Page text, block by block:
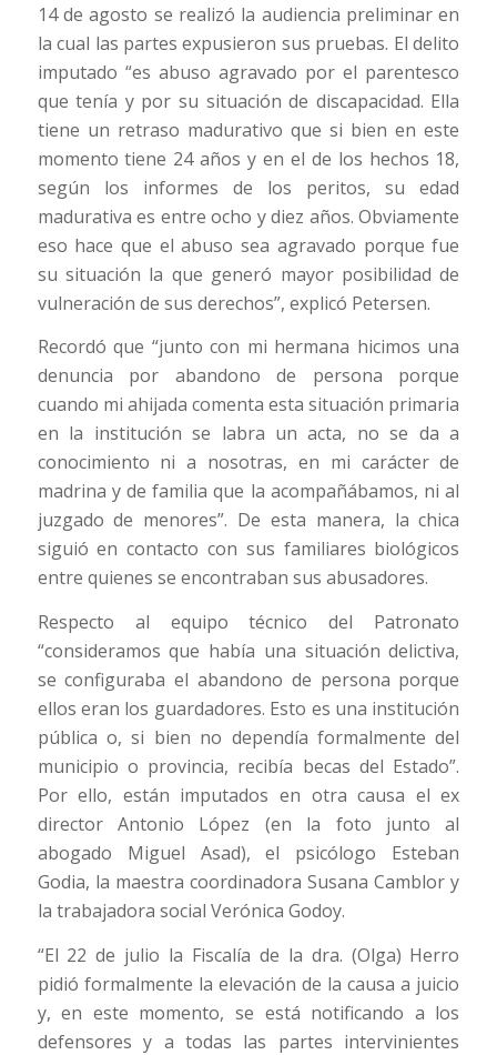
14 de agosto se realizó la audiencia preliminar en
la cual las partes expusieron sus pruebas. El delito
imputado “es abuso agravado por el parentesco
que tenía y por su situación de discapacidad. Ella
tiene un retraso madurativo que si bien en este
momento tiene 24 años y en el de los hechos 18,
según los informes de los peritos, su edad
madurativa es entre ocho y diez años. Obviamente
eso hace que el abuso sea agravado porque fue
su situación la que generó mayor posibilidad de
vulneración de sus derechos”, explicó Petersen.
Recordó que “junto con mi hermana hicimos una
denuncia por abandono de persona porque
cuando mi ahijada comenta esta situación primaria
en la institución se labra un acta, no se da a
conocimiento ni a nosotras, en mi carácter de
madrina y de familia que la acompañábamos, ni al
juzgado de menores”. De esta manera, la chica
siguió en contacto con sus familiares biológicos
entre quienes se encontraban sus abusadores.
Respecto al equipo técnico del Patronato
“consideramos que había una situación delictiva,
se configuraba el abandono de persona porque
ellos eran los guardadores. Esto es una institución
pública o, si bien no dependía formalmente del
municipio o provincia, recibía becas del Estado”.
Por ello, están imputados en otra causa el ex
director Antonio López (en la foto junto al
abogado Miguel Asad), el psicólogo Esteban
Godia, la maestra coordinadora Susana Camblor y
la trabajadora social Verónica Godoy.
“El 22 de julio la Fiscalía de la dra. (Olga) Herro
pidió formalmente la elevación de la causa a juicio
y, en este momento, se está notificando a los
defensores y a todas las partes intervinientes